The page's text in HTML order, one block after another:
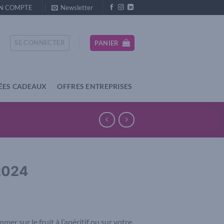
COMPTE Newsletter
PANIER
CADEAUX OFFRES ENTREPRISES
sur le fruit à l’apéritif ou sur votre